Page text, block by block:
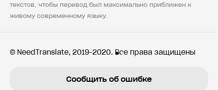
текстов, чтобы перевод был максимально приближен к
живому современному языку.
© NeedTranslate, 2019-2020. Все права защищены
Сообщить об ошибке